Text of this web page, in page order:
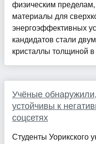
физическим
материалы для
энергоэффективных
кандидатов стали
кристаллы толщиной
Учёные
устойчивы к
соцсетях
Студенты Уорикского